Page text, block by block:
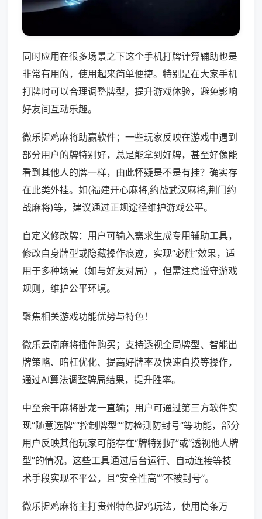
同时应用在很多场景之下这个手机打牌计算辅助也是
非常有用的，使用起来简单便捷。特别是在大家手机
打牌时可以合理调整牌型，提升游戏体验，避免影响
好友间互动乐趣。
微乐捉鸡麻将助赢软件；一些玩家反映在游戏中遇到
部分用户的牌特别好，总是能拿到好牌，甚至好像能
看到其他人的牌一样，由此怀疑是不是有挂？确实存
在此类外挂。如(福建开心麻将,约战武汉麻将,荆门约
战麻将)等，建议通过正规途径维护游戏公平。
自定义修改牌：用户可输入需求生成专用辅助工具，
修改自身牌型或隐藏操作痕迹，实现“必胜”效果，适
用于多种场景（如与好友对局），但需注意遵守游戏
规则，维护公平环境。
聚焦相关游戏功能优势与特色！
微乐云南麻将插件购买；支持透视全局牌型、智能出
牌策略、暗杠优化、提高好牌率及快速自摸等操作，
通过AI算法调整牌局结果，提升胜率。
中至余干麻将卧龙一直输；用户可通过第三方软件实
现“随意选牌”“控制牌型”“防检测防封号”等功能，部分
用户反映其他玩家可能存在“牌特别好”或“透视他人牌
型”的情况。这些工具通过后台运行、自动连接等技
术手段实现不平公，且“安全性高”“不被封号”。
微乐捉鸡麻将主打贵州特色捉鸡玩法，使用筒条万